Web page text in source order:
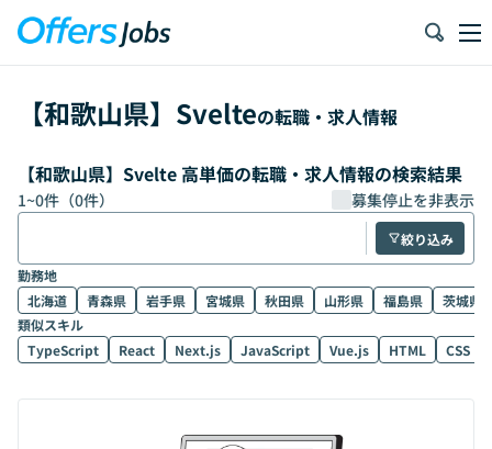
【和歌山県】 Svelteの転職・求人情報
【和歌山県】Svelte 高単価の転職・求人情報の検索結果
1~0件（0件） 募集停止を非表示
絞り込み
勤務地
北海道
青森県 岩手県 宮城県 秋田県 山形県 福島県
茨城県
類似スキル
TypeScript
React Next.js JavaScript Vue.js HTML CSS